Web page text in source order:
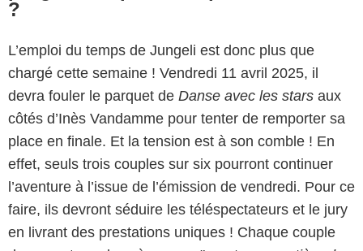
?
L’emploi du temps de Jungeli est donc plus que
chargé cette semaine ! Vendredi 11 avril 2025, il
devra fouler le parquet de Danse avec les stars aux
côtés d’Inès Vandamme pour tenter de remporter sa
place en finale. Et la tension est à son comble ! En
effet, seuls trois couples sur six pourront continuer
l’aventure à l’issue de l’émission de vendredi. Pour ce
faire, ils devront séduire les téléspectateurs et le jury
en livrant des prestations uniques ! Chaque couple